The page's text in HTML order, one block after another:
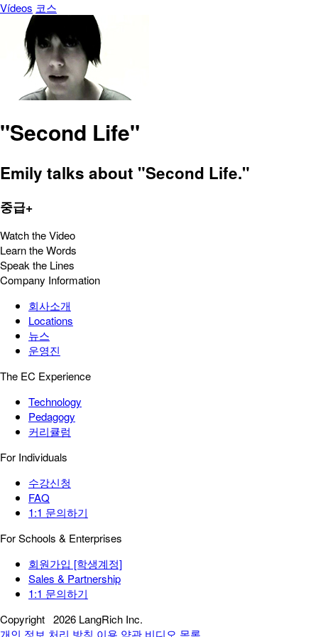
Vídeos 코스
"Second Life"
Emily talks about "Second Life."
중급+
Watch the Video
Learn the Words
Speak the Lines
Company Information
회사소개
Locations
뉴스
운영진
The EC Experience
Technology
Pedagogy
커리큘럼
For Individuals
수강신청
FAQ
1:1 문의하기
For Schools & Enterprises
회원가입 [학생계정]
Sales & Partnership
1:1 문의하기
Copyright 2026 LangRich Inc.